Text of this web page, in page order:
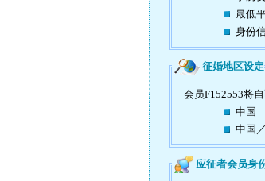
最低
身份
征婚地区设定
会员F152553将
中国
中国
应征者会员身